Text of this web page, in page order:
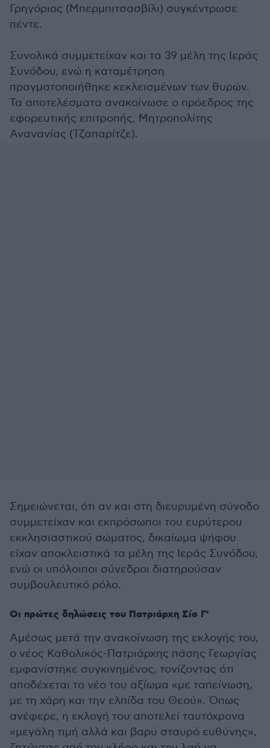
Γρηγόριος (Μπερμπιτσασβίλι) συγκέντρωσε
πέντε.
Συνολικά συμμετείχαν και τα 39 μέλη της Ιεράς
Συνόδου, ενώ η καταμέτρηση
πραγματοποιήθηκε κεκλεισμένων των θυρών.
Τα αποτελέσματα ανακοίνωσε ο πρόεδρος της
εφορευτικής επιτροπής, Μητροπολίτης
Ανανανίας (Τζαπαρίτζε).
Σημειώνεται, ότι αν και στη διευρυμένη σύνοδο
συμμετείχαν και εκπρόσωποι του ευρύτερου
εκκλησιαστικού σώματος, δικαίωμα ψήφου
είχαν αποκλειστικά τα μέλη της Ιεράς Συνόδου,
ενώ οι υπόλοιποι σύνεδροι διατηρούσαν
συμβουλευτικό ρόλο.
Οι πρώτες δηλώσεις του Πατριάρχη Σίο Γ’
Αμέσως μετά την ανακοίνωση της εκλογής του,
ο νέος Καθολικός-Πατριάρχης πάσης Γεωργίας
εμφανίστηκε συγκινημένος, τονίζοντας ότι
αποδέχεται το νέο του αξίωμα «με ταπείνωση,
με τη χάρη και την ελπίδα του Θεού». Όπως
ανέφερε, η εκλογή του αποτελεί ταυτόχρονα
«μεγάλη τιμή αλλά και βαρύ σταυρό ευθύνης»,